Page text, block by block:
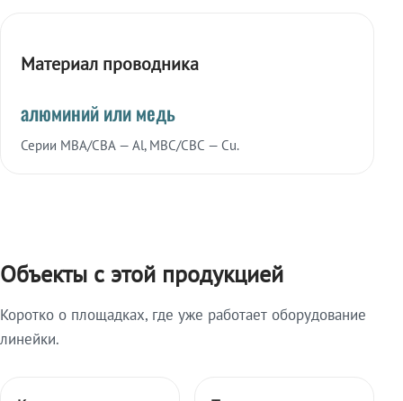
Материал проводника
алюминий или медь
Серии МВА/СВА — Al, МВС/СВС — Cu.
Объекты с этой продукцией
Коротко о площадках, где уже работает оборудование
линейки.